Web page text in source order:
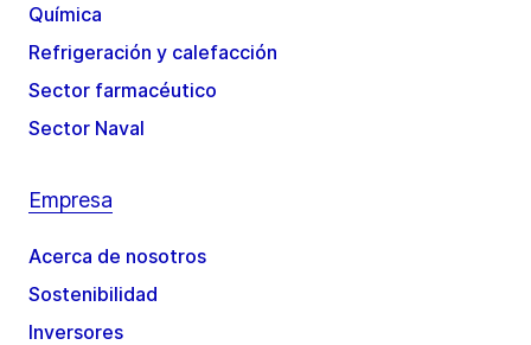
Química
Refrigeración y calefacción
Sector farmacéutico
Sector Naval
Empresa
Acerca de nosotros
Sostenibilidad
Inversores